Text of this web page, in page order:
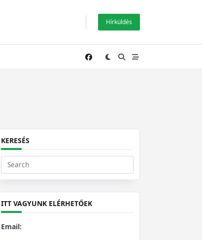
Hírküldés
KERESÉS
Search
for:
ITT VAGYUNK ELÉRHETŐEK
Email: